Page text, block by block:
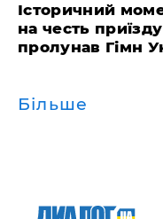
Історичний
на честь
пролунав Гімн
Більше